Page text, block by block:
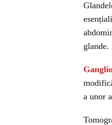
glande.
a unor